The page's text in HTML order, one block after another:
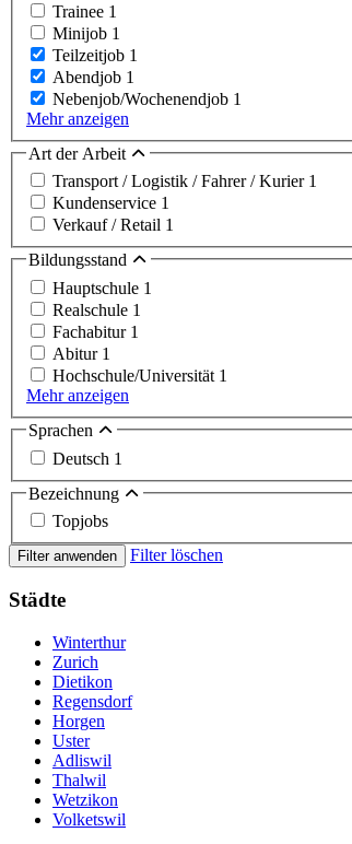
Trainee 1
Minijob 1
Teilzeitjob 1
Abendjob 1
Nebenjob/Wochenendjob 1
Mehr anzeigen
Art der Arbeit
Transport / Logistik / Fahrer / Kurier 1
Kundenservice 1
Verkauf / Retail 1
Bildungsstand
Hauptschule 1
Realschule 1
Fachabitur 1
Abitur 1
Hochschule/Universität 1
Mehr anzeigen
Sprachen
Deutsch 1
Bezeichnung
Topjobs
Filter anwenden Filter löschen
Städte
Winterthur
Zurich
Dietikon
Regensdorf
Horgen
Uster
Adliswil
Thalwil
Wetzikon
Volketswil